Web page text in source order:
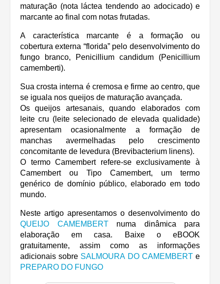
maturação (nota láctea tendendo ao adocicado) e
marcante ao final com notas frutadas.
A característica marcante é a formação ou
cobertura externa “florida” pelo desenvolvimento do
fungo branco, Penicillium candidum (Penicillium
camemberti).
Sua crosta interna é cremosa e firme ao centro, que
se iguala nos queijos de maturação avançada.
Os queijos artesanais, quando elaborados com
leite cru (leite selecionado de elevada qualidade)
apresentam ocasionalmente a formação de
manchas avermelhadas pelo crescimento
concomitante de levedura (Brevibacterium linens).
O termo Camembert refere-se exclusivamente à
Camembert ou Tipo Camembert, um termo
genérico de domínio público, elaborado em todo
mundo.
Neste artigo apresentamos o desenvolvimento do
QUEIJO CAMEMBERTnuma dinâmica para
elaboração em casa. Baixe o eBOOK
gratuitamente, assim como as informações
adicionais sobre SALMOURA DO CAMEMBERTe
PREPARO DO FUNGO